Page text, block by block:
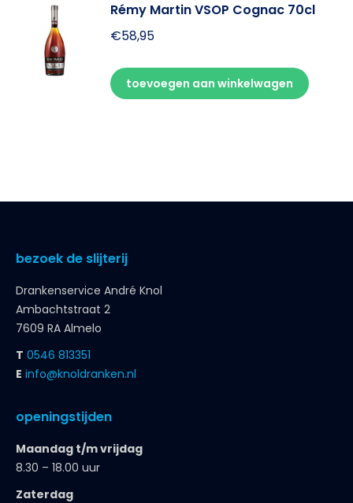
Rémy Martin VSOP Cognac 70cl
€58,95
toevoegen aan winkelwagen
bezoek de slijterij
Drankenservice André Knol
Ambachtstraat 2
7609 RA Almelo
T 0546 813351
E info@knoldranken.nl
openingstijden
Maandag t/m vrijdag
8.30 – 18.00 uur
Zaterdag